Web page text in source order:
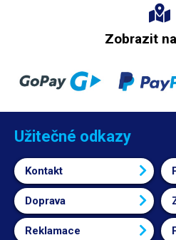
Zobrazit
Užitečné odkazy
Kontakt
Doprava
Reklamace